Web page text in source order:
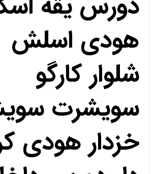
هودی اسلش
شلوار کارگو
سویشرت
خزدار هودی